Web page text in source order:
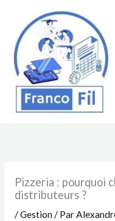
contenu
Pizzeria : pourquoi
distributeurs ?
/Gestion/ Par